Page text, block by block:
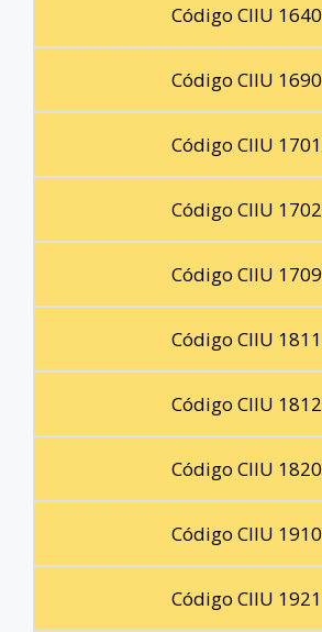
Código CIIU 1640
Código CIIU 1690
Código CIIU 1701
Código CIIU 1702
Código CIIU 1709
Código CIIU 1811
Código CIIU 1812
Código CIIU 1820
Código CIIU 1910
Código CIIU 1921